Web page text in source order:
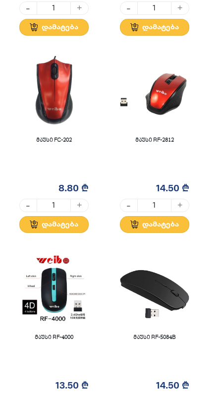
- +
დამატება
- +
დამატება
მაუსი FC-202
8.80 ₾
- +
დამატება
მაუსი RF-2812
14.50 ₾
- +
დამატება
მაუსი RF-4000
13.50 ₾
მაუსი RF-5084B
14.50 ₾